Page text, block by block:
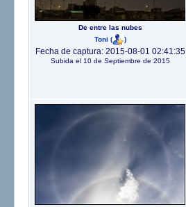
De entre las nubes
Toni ( )
Fecha de captura: 2015-08-01 02:41:35
Subida el 10 de Septiembre de 2015